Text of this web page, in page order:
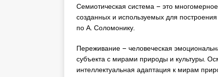
Семиотическая система – это
созданных и используемых для
по А. Соломонику.
Переживание – человеческая
субъекта с мирами природы и культуры.
интеллектуальная адаптация к мирам